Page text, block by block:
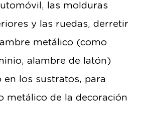
las molduras
y las ruedas, derretir
metálico (como
alambre de latón)
en los sustratos, para
metálico de la decoración